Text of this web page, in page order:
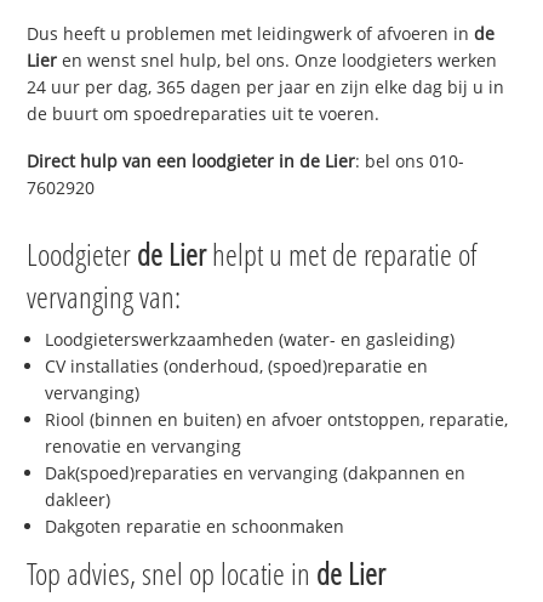
Dus heeft u problemen met leidingwerk of afvoeren inde
Lier en wenst snel hulp, bel ons. Onze loodgieters werken
24 uur per dag, 365 dagen per jaar en zijn elke dag bij u in
de buurt om spoedreparaties uit te voeren.
Direct hulp van een loodgieter inde Lier: bel ons 010-
7602920
Loodgieterde Lierhelpt u met de reparatie of
vervanging van:
Loodgieterswerkzaamheden (water- en gasleiding)
CV installaties (onderhoud, (spoed)reparatie en
vervanging)
Riool (binnen en buiten) en afvoer ontstoppen, reparatie,
renovatie en vervanging
Dak(spoed)reparaties en vervanging (dakpannen en
dakleer)
Dakgoten reparatie en schoonmaken
Top advies, snel op locatie in de Lier